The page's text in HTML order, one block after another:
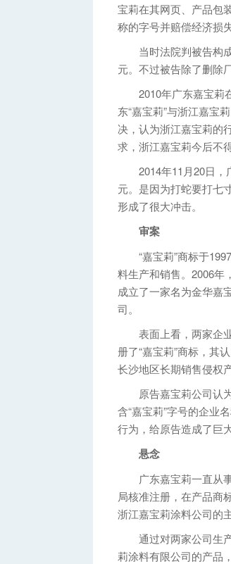
宝莉在其网页、产品包
称的字号并赔偿经济损
当时法院判被告构成
元。不过被告除了删除
2010年广东嘉宝莉在
东“嘉宝莉”与浙江嘉宝
决，认为浙江嘉宝莉的
求，浙江嘉宝莉今后不
2014年11月20日，
元。是因为打蛇要打七
形成了很大冲击。
审案
“嘉宝莉”商标于1997
料生产和销售。2006年
成立了一家名为金华嘉
司。
表面上看，两家企业
册了“嘉宝莉”商标，其
长沙地区长期销售侵权
原告嘉宝莉公司认为
含“嘉宝莉”字号的企业
行为，给原告造成了巨
悬念
广东嘉宝莉一直从事
局核准注册，在产品商
浙江嘉宝莉涂料公司的
通过对两家公司生产
莉涂料有限公司的产品